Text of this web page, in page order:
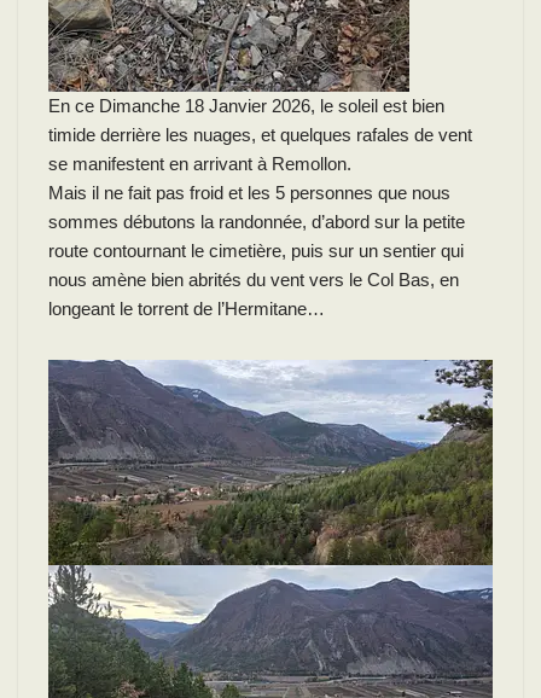
En ce Dimanche 18 Janvier 2026, le soleil est bien
timide derrière les nuages, et quelques rafales de vent
se manifestent en arrivant à Remollon.
Mais il ne fait pas froid et les 5 personnes que nous
sommes débutons la randonnée, d’abord sur la petite
route contournant le cimetière, puis sur un sentier qui
nous amène bien abrités du vent vers le Col Bas, en
longeant le torrent de l’Hermitane…